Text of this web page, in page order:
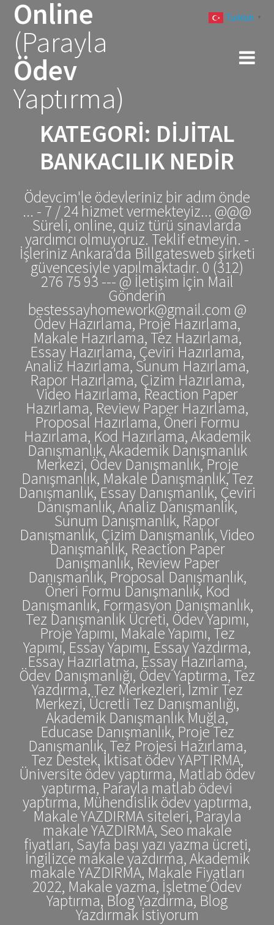
Online
(Parayla
Ödev
Yaptırma)
KATEGORI: DIJITAL
BANKACILIK NEDIR
Ödevcim'le ödevleriniz bir adım önde
... - 7 / 24 hizmet vermekteyiz... @@@
Süreli, online, quiz türü sınavlarda
yardımcı olmuyoruz. Teklif etmeyin. -
İşleriniz Ankara'da Billgatesweb şirketi
güvencesiyle yapılmaktadır. 0 (312)
276 75 93 --- @ İletişim İçin Mail
Gönderin
bestessayhomework@gmail.com @
Ödev Hazırlama, Proje Hazırlama,
Makale Hazırlama, Tez Hazırlama,
Essay Hazırlama, Çeviri Hazırlama,
Analiz Hazırlama, Sunum Hazırlama,
Rapor Hazırlama, Çizim Hazırlama,
Video Hazırlama, Reaction Paper
Hazırlama, Review Paper Hazırlama,
Proposal Hazırlama, Öneri Formu
Hazırlama, Kod Hazırlama, Akademik
Danışmanlık, Akademik Danışmanlık
Merkezi, Ödev Danışmanlık, Proje
Danışmanlık, Makale Danışmanlık, Tez
Danışmanlık, Essay Danışmanlık, Çeviri
Danışmanlık, Analiz Danışmanlık,
Sunum Danışmanlık, Rapor
Danışmanlık, Çizim Danışmanlık, Video
Danışmanlık, Reaction Paper
Danışmanlık, Review Paper
Danışmanlık, Proposal Danışmanlık,
Öneri Formu Danışmanlık, Kod
Danışmanlık, Formasyon Danışmanlık,
Tez Danışmanlık Ücreti, Ödev Yapımı,
Proje Yapımı, Makale Yapımı, Tez
Yapımı, Essay Yapımı, Essay Yazdırma,
Essay Hazırlatma, Essay Hazırlama,
Ödev Danışmanlığı, Ödev Yaptırma, Tez
Yazdırma, Tez Merkezleri, İzmir Tez
Merkezi, Ücretli Tez Danışmanlığı,
Akademik Danışmanlık Muğla,
Educase Danışmanlık, Proje Tez
Danışmanlık, Tez Projesi Hazırlama,
Tez Destek, İktisat ödev YAPTIRMA,
Üniversite ödev yaptırma, Matlab ödev
yaptırma, Parayla matlab ödevi
yaptırma, Mühendislik ödev yaptırma,
Makale YAZDIRMA siteleri, Parayla
makale YAZDIRMA, Seo makale
fiyatları, Sayfa başı yazı yazma ücreti,
İngilizce makale yazdırma, Akademik
makale YAZDIRMA, Makale Fiyatları
2022, Makale yazma, İşletme Ödev
Yaptırma, Blog Yazdırma, Blog
Yazdırmak İstiyorum
Turkish ▼